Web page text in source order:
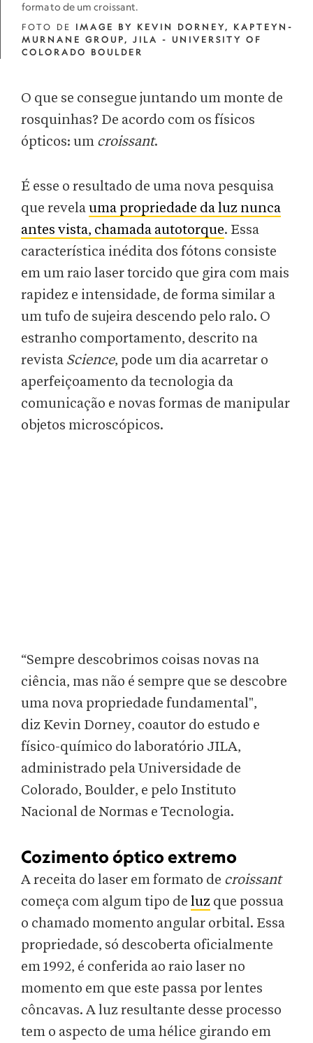
formato de um croissant.
FOTO DE IMAGE BY KEVIN DORNEY, KAPTEYN-
MURNANE GROUP, JILA - UNIVERSITY OF
COLORADO BOULDER
O que se consegue juntando um monte de
rosquinhas? De acordo com os físicos
ópticos: um croissant.
É esse o resultado de uma nova pesquisa
que revelauma propriedade da luz nunca
antes vista, chamada autotorque. Essa
característica inédita dos fótons consiste
em um raio laser torcido que gira com mais
rapidez e intensidade, de forma similar a
um tufo de sujeira descendo pelo ralo. O
estranho comportamento, descrito na
revista Science, pode um dia acarretar o
aperfeiçoamento da tecnologia da
comunicação e novas formas de manipular
objetos microscópicos.
“Sempre descobrimos coisas novas na
ciência, mas não é sempre que se descobre
uma nova propriedade fundamental",
diz Kevin Dorney, coautor do estudo e
físico-químico do laboratório JILA,
administrado pela Universidade de
Colorado, Boulder, e pelo Instituto
Nacional de Normas e Tecnologia.
Cozimento óptico extremo
A receita do laser em formato de croissant
começa com algum tipo de luz que possua
o chamado momento angular orbital. Essa
propriedade, só descoberta oficialmente
em 1992, é conferida ao raio laser no
momento em que este passa por lentes
côncavas. A luz resultante desse processo
tem o aspecto de uma hélice girando em